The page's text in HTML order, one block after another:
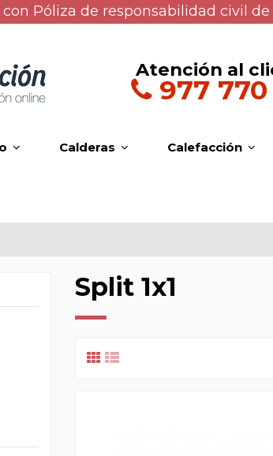
Póliza de responsabilidad civil
Atención al
977 770
Calderas Calefacción
Split 1x1